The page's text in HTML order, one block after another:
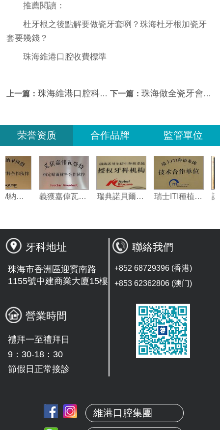
推薦閱讀：
杜牙根之後點解要做瓷牙套咧？珠海杜牙根加瓷牙
套要幾錢？
珠海維港口腔收費標準
上一篇：珠海維港口腔科普——咩情況建議做瓷牙套修復咧？ 下一篇： 珠海做全瓷牙會痛嗎？珠海瓷牙套一隻要幾錢？
荣誉资质 合作品牌 監管單位
牙科地址
珠海市香洲區迎賓南路
1155號中建商業大廈15樓
營業時間
禮拜一至禮拜日
9：30-18：30
節假日正常接診
維港口腔集團
聯絡我們
+852 68729396 (香港)
+853 62362806 (澳门)